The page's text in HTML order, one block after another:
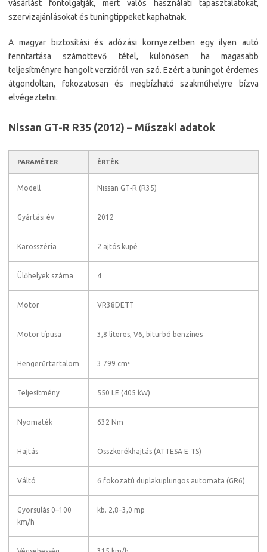
vásárlást fontolgatják, mert valós használati tapasztalatokat,
szervizajánlásokat és tuningtippeket kaphatnak.
A magyar biztosítási és adózási környezetben egy ilyen autó
fenntartása számottevő tétel, különösen ha magasabb
teljesítményre hangolt verzióról van szó. Ezért a tuningot érdemes
átgondoltan, fokozatosan és megbízható szakműhelyre bízva
elvégeztetni.
Nissan GT-R R35 (2012) – Műszaki adatok
PARAMÉTER ÉRTÉK
Modell Nissan GT‑R (R35)
Gyártási év 2012
Karosszéria 2 ajtós kupé
Ülőhelyek száma 4
Motor VR38DETT
Motor típusa 3,8 literes, V6, biturbó benzines
Hengerűrtartalom 3 799 cm³
Teljesítmény 550 LE (405 kW)
Nyomaték 632 Nm
Hajtás Összkerékhajtás (ATTESA E‑TS)
Váltó 6 fokozatú duplakuplungos automata (GR6)
Gyorsulás 0–100
km/h
kb. 2,8–3,0 mp